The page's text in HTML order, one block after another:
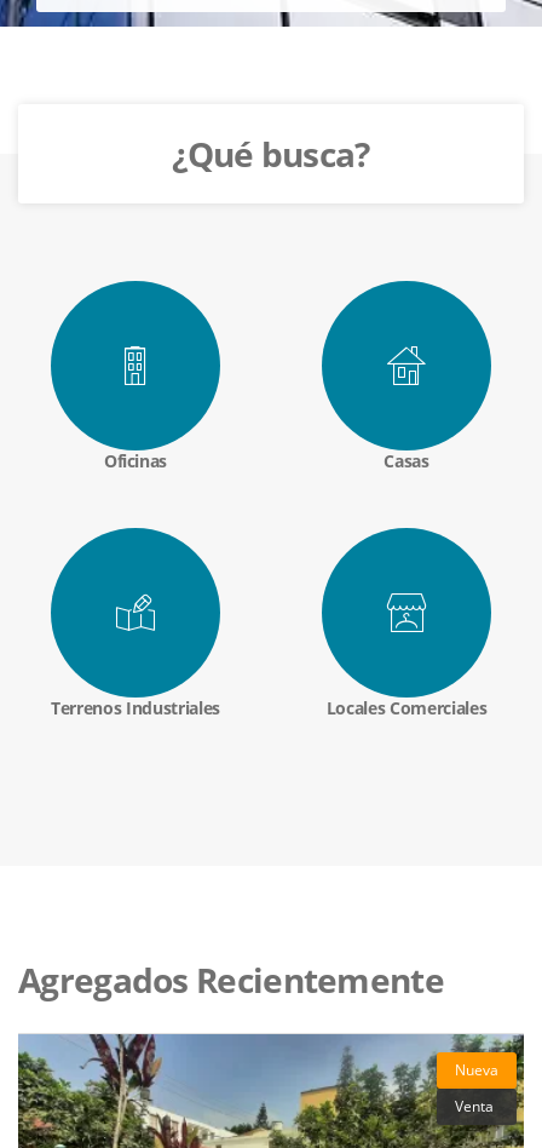
¿Qué busca?
Oficinas Casas
Terrenos Industriales Locales Comerciales
Agregados Recientemente
Nueva
Venta